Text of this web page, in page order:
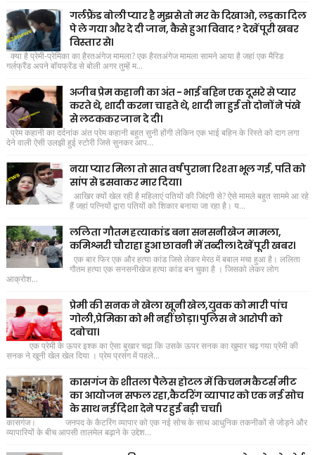
गर्लफ्रैंड बोली प्यार है मुझसे तो मर के दिखाओ, लड़का दिल
पे ले गया और दे दी जान, कैसे हुआ विवाद ? देखें पूरी खबर
विस्तार से।
क्या है प्रेमी-प्रेमिका का हैरतअंगेज मामला? एक हैरतअंगेज मामला सामने आया है जहां एक मैरिड
गर्लफ्रैंड अपने बॉयफ्रेंड से बोली अगर तुम्हें म...
अजीब प्रेम कहानी का अंत - भाई बहिन एक दूसरे से प्यार
करते थे, शादी करना चाहते थे, शादी ना हुई तो दोनों ने पंखे
से लटककर जान दे दी।
प्रेम कहानी का दर्दनांक अंत प्रेम कहानी बहुत सुनी होंगी लेकिन एक भाई बहिन के रिस्ते को दाग लगा
देने वाली ऐसी उलझी हुई स्टोरी जिसे सुनकर आप...
नया प्यार मिला तो सात वर्ष पुराना रिश्ता भूल गई, पति को
सांप से डसवाकर मार दिया।
आखिर क्यों खेल रही है महिलाएं पतियों की जिंदगी से? ऐसे मामले बहुत साममे आ रहे
हैं जहां पत्नियों द्वारा पतियों को शिकार बनाया जा रहा है। य...
ललिता गौतम हत्याकांड बना सनसनीखेज मामला,
कमिश्नरी चौराहा हुआ छावनी में तब्दील। देखें पूरी खबर।
एक बार फिर एक और हत्या कांड जिसे लेकर मेरठ में बबाल मचा हुआ है। ललिता
गौतम हत्या एक सनसनीखेज हत्या कांड बन चुका है । जिसको लेकर लोग
आक्रोश...
प्रेमी की सनक ने खेला खूनी खेल,युवक को मारी पांच
गोली,प्रेमिका को भी नहीं छोड़ा। पुलिस ने आरोपी को
दबोचा।
एक प्रेमी के ऊपर इश्क का ऐसा बुखार चढ़ा कि उसके ऊपर सनक का खुमार चढ़ गया प्रेमी की
सनक ने खूनी खेल खेल दिया । प्रेम प्रसंग में पहले...
कासगंज के शीतला पैलेस होटल में किचनम कैटर्स मीट
का आयोजन सफल रहा,कैटरिंग व्यापार को एक नई सोच
के साथ नई दिशा देने पर हुई बड़ी चर्चा।
कासगंज। जनपद के कैटरिंग व्यापार को एक नई सोच के साथ आधुनिक तकनीकों से जोड़ने और
व्यापारियों के बीच आपसी तालमेल बढ़ाने के उद्देश...